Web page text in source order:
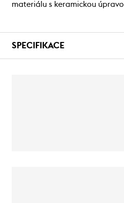
materiálu s keramickou
SPECIFIKACE